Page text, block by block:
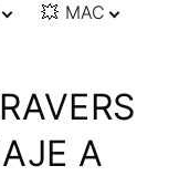
/
🇧🇷 BRASIL
🇺🇸 ESTADOS
🇮🇳 INDIA
🇷🇺 RUSIA
🇦🇹 AUSTRIA
🇦🇺 AUSTRALIA
💥 MAC
👁️ ANIME
🗨 CÓMICS
A